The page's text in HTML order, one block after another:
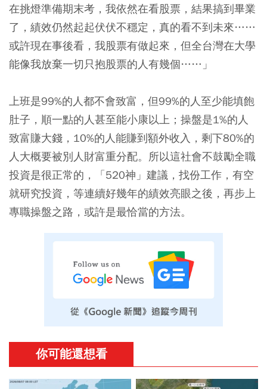
在挑燈準備期末考，我依然在看股票，結果搞到畢業
了，績效仍然起起伏伏不穩定，真的看不到未來……
或許現在事後看，我股票有做起來，但全台灣在大學
能像我放棄一切只抱股票的人有幾個……」
上班是99%的人都不會致富，但99%的人至少能填飽
肚子，順一點的人甚至能小康以上；操盤是1%的人
致富賺大錢，10%的人能賺到額外收入，剩下80%的
人大概要被別人財富重分配。所以這社會不鼓勵全職
投資是很正常的，「520神」建議，找份工作，有空
就研究投資，等連續好幾年的績效亮眼之後，再步上
專職操盤之路，或許是最恰當的方法。